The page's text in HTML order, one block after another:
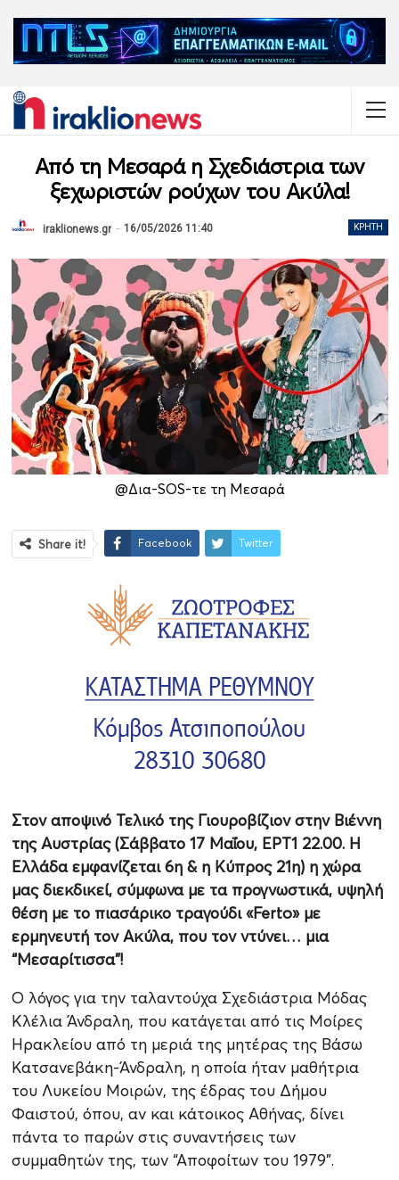
Από τη Μεσαρά η Σχεδιάστρια των
ξεχωριστών ρούχων του Ακύλα!
ΚΡΉΤΗ
iraklionews.gr 16/05/2026 11:40
@Δια-SOS-τε τη Μεσαρά
Share it! Facebook Twitter
Στον αποψινό Τελικό της Γιουροβίζιον στην Βιέννη
της Αυστρίας (Σάββατο 17 Μαΐου, ΕΡΤ1 22.00. Η
Ελλάδα εμφανίζεται 6η & η Κύπρος 21η) η χώρα
μας διεκδικεί, σύμφωνα με τα προγνωστικά, υψηλή
θέση με το πιασάρικο τραγούδι «Ferto» με
ερμηνευτή τον Ακύλα, που τον ντύνει… μια
“Μεσαρίτισσα”!
Ο λόγος για την ταλαντούχα Σχεδιάστρια Μόδας
Κλέλια Άνδραλη, που κατάγεται από τις Μοίρες
Ηρακλείου από τη μεριά της μητέρας της Βάσω
Κατσανεβάκη-Άνδραλη, η οποία ήταν μαθήτρια
του Λυκείου Μοιρών, της έδρας του Δήμου
Φαιστού, όπου, αν και κάτοικος Αθήνας, δίνει
πάντα το παρών στις συναντήσεις των
συμμαθητών της, των “Αποφοίτων του 1979”.